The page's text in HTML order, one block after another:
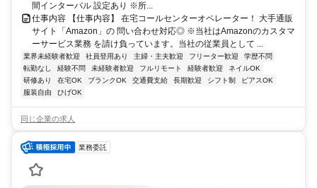
間インターバル 設定あり ※所...
仕事内容 【仕事内容】 在宅コールセンターオペレーター！ 大手通販
サイト「Amazon」の 問い合わせ対応◎ ※当社はAmazonのカスタマ
ーサービス業務 を請け負っています。当社の従業員として ...
業界未経験者歓迎 社員登用あり 主婦・主夫歓迎 フリーター歓迎
学歴不問
転勤なし
経験不問 未経験者歓迎 フルリモート 経験者歓迎
ネイルOK
研修あり
在宅OK ブランクOK 交通費支給 長期歓迎 シフト制
ピアスOK
服装自由
ひげOK
同じ企業の求人
業務委託